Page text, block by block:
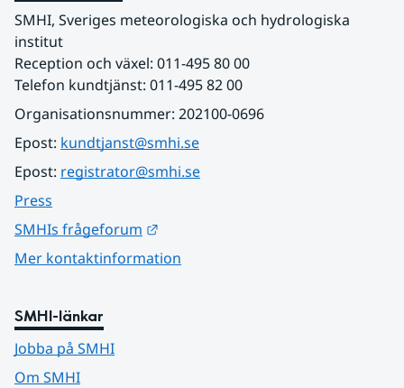
SMHI, Sveriges meteorologiska och hydrologiska
institut
Reception och växel: 011-495 80 00
Telefon kundtjänst: 011-495 82 00
Organisationsnummer: 202100-0696
Epost: kundtjanst@smhi.se
Epost: registrator@smhi.se
Press
SMHIs frågeforum
Mer kontaktinformation
SMHI-länkar
Jobba på SMHI
Om SMHI